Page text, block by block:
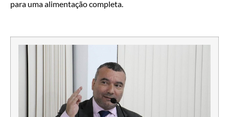
para uma alimentação completa.